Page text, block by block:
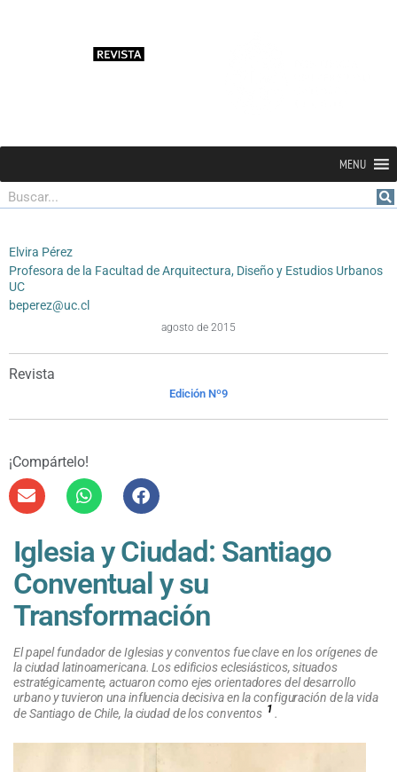
MENU
Buscar
Elvira Pérez
Profesora de la Facultad de Arquitectura, Diseño y Estudios Urbanos
UC
beperez@uc.cl
agosto de 2015
Revista
Edición Nº9
¡Compártelo!
Iglesia y Ciudad: Santiago
Conventual y su
Transformación
El papel fundador de Iglesias y conventos fue clave en los orígenes de
la ciudad latinoamericana. Los edificios eclesiásticos, situados
estratégicamente, actuaron como ejes orientadores del desarrollo
urbano y tuvieron una influencia decisiva en la configuración de la vida
de Santiago de Chile, la ciudad de los conventos 1 .